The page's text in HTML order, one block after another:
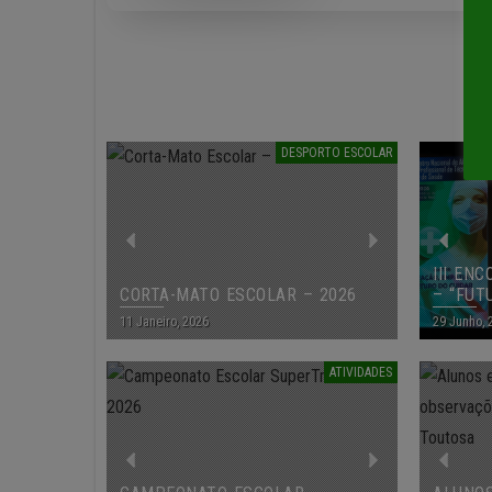
DESPORTO ESCOLAR
CORTA-MATO ESCOLAR – 2026
11 Janeiro, 2026
CLUBE
9 Junho, 2025
III
–
REAL
29 Junho,
ATIVIDADES